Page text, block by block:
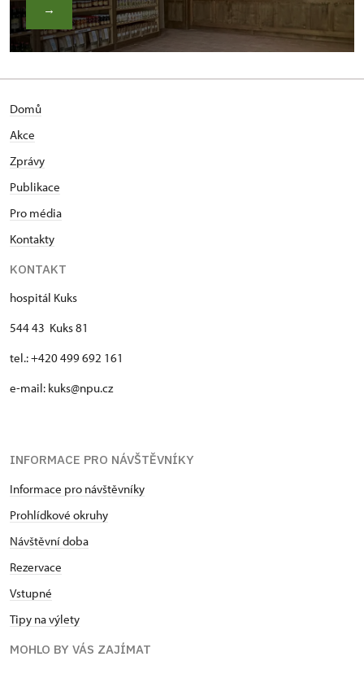
→
Domů
Akce
Zprávy
Publikace
Pro média
Kontakty
KONTAKT
hospitál Kuks
544 43 Kuks 81
tel.: +420 499 692 161
e-mail: kuks@npu.cz
INFORMACE PRO NÁVŠTĚVNÍKY
Informace pro návštěvníky
Prohlídkové okruhy
Návštěvní doba
Rezervace
Vstupné
Tipy na výlety
MOHLO BY VÁS ZAJÍMAT